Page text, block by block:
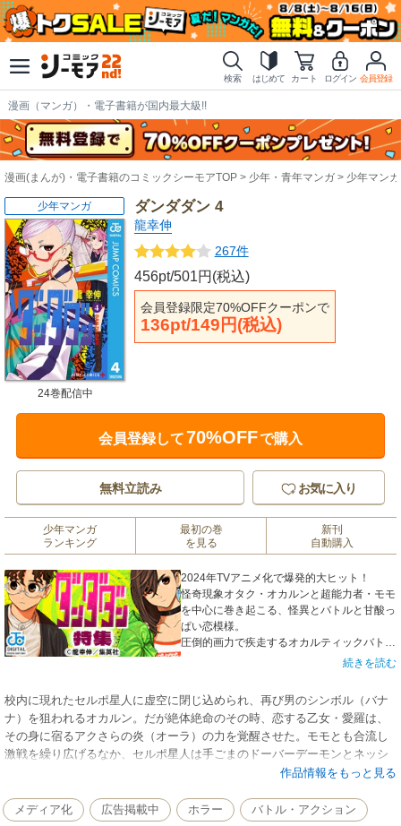
検索 はじめて カート ログイン 会員登録
漫画（マンガ）・電子書籍が国内最大級!!
漫画(まんが)・電子書籍のコミックシーモアTOP 少年・青年マンガ 少年マンガ
ダンダダン 4
龍幸伸
267件
456pt/501円(税込)
会員登録限定70%OFFクーポンで
136pt/149円(税込)
少年マンガ
24巻配信中
会員登録して70%OFFで購入
無料立読み お気に入り
少年マンガ
ランキング
最初の巻
を見る
新刊
自動購入
2024年TVアニメ化で爆発的大ヒット！
怪奇現象オタク・オカルンと超能力者・モモ
を中心に巻き起こる、怪異とバトルと甘酸っ
ぱい恋模様。
圧倒的画力で疾走するオカルティックバトル
続きを読む
校内に現れたセルポ星人に虚空に閉じ込められ、再び男のシンボル（バナ
ナ）を狙われるオカルン。だが絶体絶命のその時、恋する乙女・愛羅は、
その身に宿るアクさらの炎（オーラ）の力を覚醒させた。モモとも合流し
激戦を繰り広げるなか、セルポ星人は手ごまのドーバーデーモンとネッシ
ーと合体する!? 度重なる危機に立ち向かい、力を合わせるオカルンたち
第四巻!!
作品情報をもっと見る
メディア化 広告掲載中 ホラー バトル・アクション